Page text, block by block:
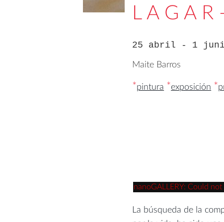
L A G A R
25 abril - 1
Maite Barros
*pintura *exposición *
nanoGALLERY: Could
La búsqueda de la